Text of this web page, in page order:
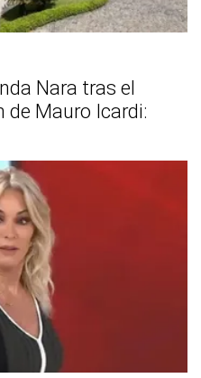
Nara tras el
Mauro Icardi: